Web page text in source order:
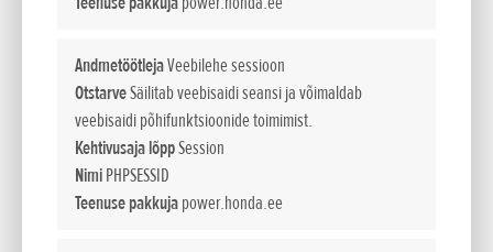
AndmetöötlejaVeebilehe sessioon
OtstarveSäilitab veebisaidi seansi ja võimaldab
veebisaidi põhifunktsioonide toimimist.
Kehtivusaja lõppSession
NimiPHPSESSID
Teenuse pakkujapower.honda.ee
HF 2625 K1 HM
Premium-klassi murutraktorid
Ideaalsed suurte muruplatside, parkide ja
spordiväljakute jaoks.
Need murutraktorid on loodud selleks, et saaksite parima